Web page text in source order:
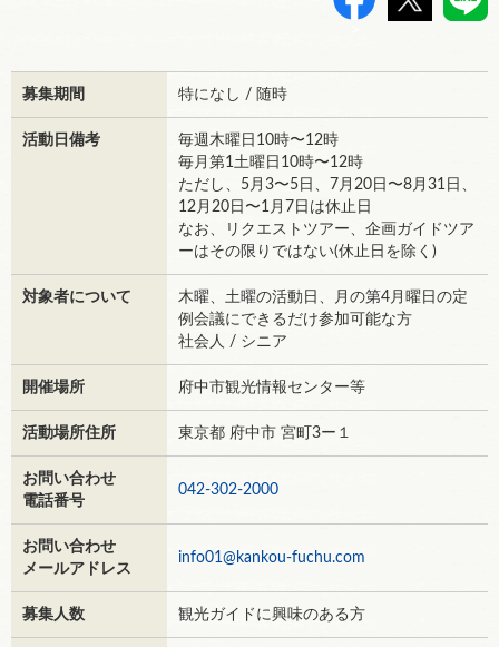
募集期間 特になし / 随時
活動日備考
毎週木曜日10時〜12時
毎月第1土曜日10時〜12時
ただし、5月3〜5日、7月20日〜8月31日、
12月20日〜1月7日は休止日
なお、リクエストツアー、企画ガイドツア
ーはその限りではない(休止日を除く)
対象者について
木曜、土曜の活動日、月の第4月曜日の定
例会議にできるだけ参加可能な方
社会人 / シニア
開催場所 府中市観光情報センター等
活動場所住所 東京都 府中市 宮町3ー１
お問い合わせ
電話番号
042-302-2000
お問い合わせ
メールアドレス
info01@kankou-fuchu.com
募集人数 観光ガイドに興味のある方